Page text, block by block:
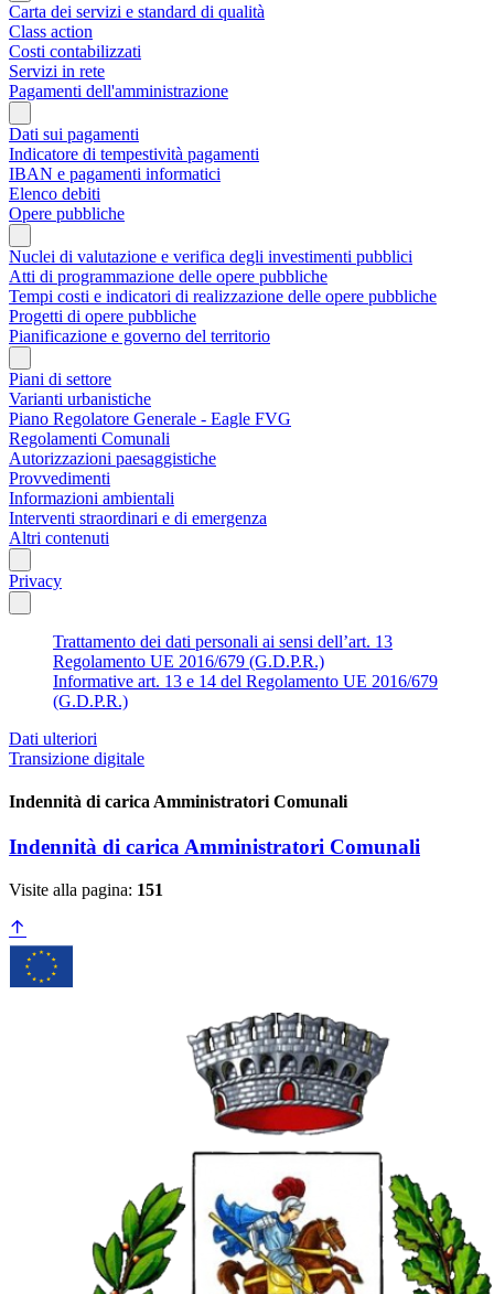
Carta dei servizi e standard di qualità
Class action
Costi contabilizzati
Servizi in rete
Pagamenti dell'amministrazione
Dati sui pagamenti
Indicatore di tempestività pagamenti
IBAN e pagamenti informatici
Elenco debiti
Opere pubbliche
Nuclei di valutazione e verifica degli investimenti pubblici
Atti di programmazione delle opere pubbliche
Tempi costi e indicatori di realizzazione delle opere pubbliche
Progetti di opere pubbliche
Pianificazione e governo del territorio
Piani di settore
Varianti urbanistiche
Piano Regolatore Generale - Eagle FVG
Regolamenti Comunali
Autorizzazioni paesaggistiche
Provvedimenti
Informazioni ambientali
Interventi straordinari e di emergenza
Altri contenuti
Privacy
Trattamento dei dati personali ai sensi dell’art. 13
Regolamento UE 2016/679 (G.D.P.R.)
Informative art. 13 e 14 del Regolamento UE 2016/679
(G.D.P.R.)
Dati ulteriori
Transizione digitale
Indennità di carica Amministratori Comunali
Indennità di carica Amministratori Comunali
Visite alla pagina: 151